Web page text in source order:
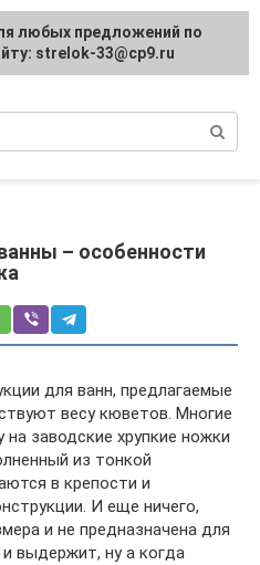
и
– особенности
для ванн, предлагаемые
весу кюветов. Многие
на заводские хрупкие ножки
из тонкой
в крепости и
И еще ничего,
и не предназначена для
выдержит, ну а когда
любых предложений по
strelok-33@cp9.ru
любых предложений по
strelok-33@cp9.ru